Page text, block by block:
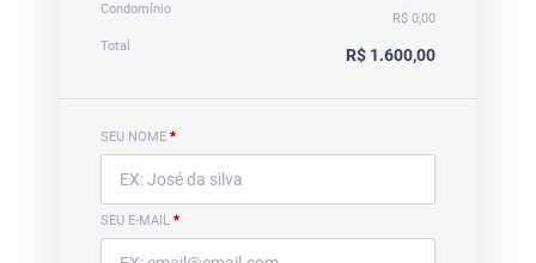
Condomínio
R$ 0,00
Total
R$ 1.600,00
SEU NOME *
SEU E-MAIL *